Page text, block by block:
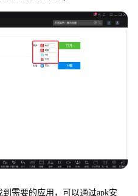
需要的应用，可以通过apk安